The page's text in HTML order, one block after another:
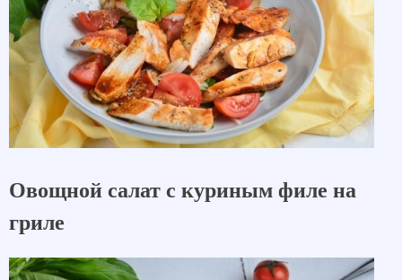
Овощной салат с куриным филе на
гриле